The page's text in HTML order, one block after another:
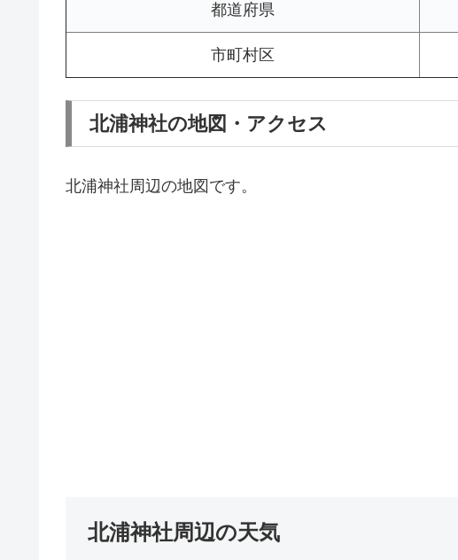
都道府県
市町村区
北浦神社の地図・アクセス
北浦神社周辺の地図です。
北浦神社周辺の天気